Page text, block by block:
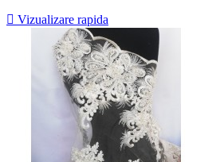
 Vizualizare rapida